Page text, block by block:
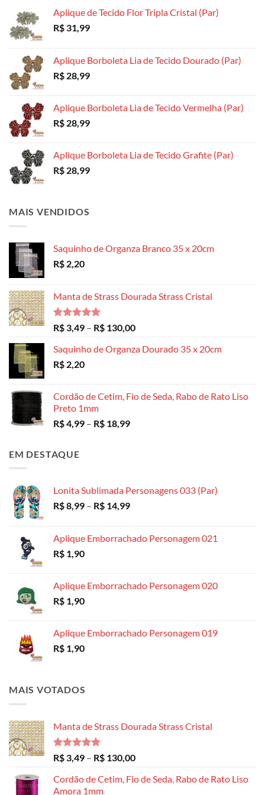
página
do
na
na
Aplique de Tecido Flor Tripla Cristal (Par)
R$ 31,99
Aplique Borboleta Lia de Tecido Dourado (Par)
R$ 28,99
Aplique Borboleta Lia de Tecido Vermelha (Par)
R$ 28,99
Aplique Borboleta Lia de Tecido Grafite (Par)
R$ 28,99
MAIS VENDIDOS
Saquinho de Organza Branco 35 x 20cm
R$ 2,20
Manta de Strass Dourada Strass Cristal
Avaliação
5.00
de 5
R$ 3,49 – R$ 130,00Faixa
preço:
Saquinho de Organza Dourado 35 x 20cm
R$ 2,20
Cordão de Cetim, Fio de Seda, Rabo de Rato Liso
Preto 1mm
R$4,99 – R$ 18,99Faixa
EM DESTAQUE
Lonita Sublimada Personagens 033 (Par)
R$8,99 – R$ 14,99Faixa
R$ 8,99
Aplique Emborrachado Personagem 021
R$ 1,90
Aplique Emborrachado Personagem 020
R$ 1,90
Aplique Emborrachado Personagem 019
R$ 1,90
MAIS VOTADOS
Manta de Strass Dourada Strass Cristal
Avaliação
5.00
de 5
R$ 3,49 – R$ 130,00Faixa
preço:
Cordão de Cetim, Fio de Seda, Rabo de Rato Liso
Amora 1mm